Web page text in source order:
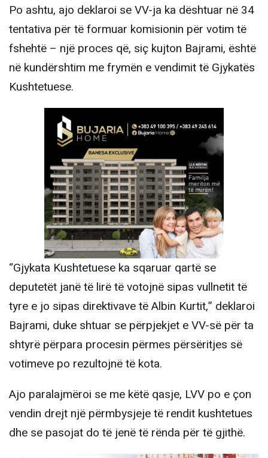
Po ashtu, ajo deklaroi se VV-ja ka dështuar në 34
tentativa për të formuar komisionin për votim të
fshehtë – një proces që, siç kujton Bajrami, është
në kundërshtim me frymën e vendimit të Gjykatës
Kushtetuese.
“Gjykata Kushtetuese ka sqaruar qartë se
deputetët janë të lirë të votojnë sipas vullnetit të
tyre e jo sipas direktivave të Albin Kurtit,” deklaroi
Bajrami, duke shtuar se përpjekjet e VV-së për ta
shtyrë përpara procesin përmes përsëritjes së
votimeve po rezultojnë të kota.
Ajo paralajmëroi se me këtë qasje, LVV po e çon
vendin drejt një përmbysjeje të rendit kushtetues
dhe se pasojat do të jenë të rënda për të gjithë.